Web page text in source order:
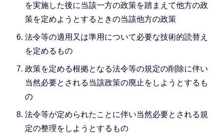
を実施した後に当該一方の政策を踏まえて他方の政
策を定めようとするときの当該他方の政策
法令等の適用又は準用について必要な技術的読替え
を定めるもの
政策を定める根拠となる法令等の規定の削除に伴い
当然必要とされる当該政策の廃止をしようとするも
の
法令等が定められたことに伴い当然必要とされる規
定の整理をしようとするもの